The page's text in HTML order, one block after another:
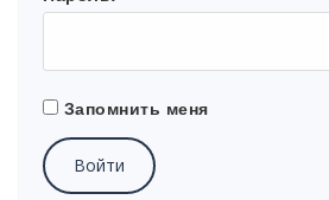
Запомнить меня
Войти